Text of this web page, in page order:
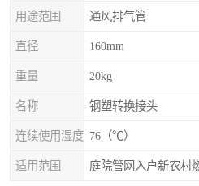
用途范围 通风排气管
直径 160mm
重量 20kg
名称 钢塑转换接头
连续使用湿度 76（℃）
适用范围 庭院管网入户新农村